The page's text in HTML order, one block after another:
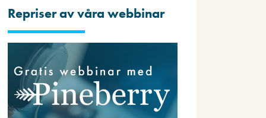
Repriser av våra webbinar